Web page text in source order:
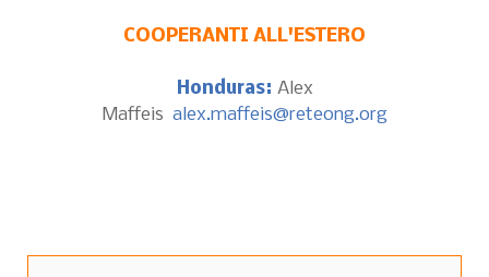
COOPERANTI ALL'ESTERO
Honduras: Alex
Maffeis alex.maffeis@reteong.org